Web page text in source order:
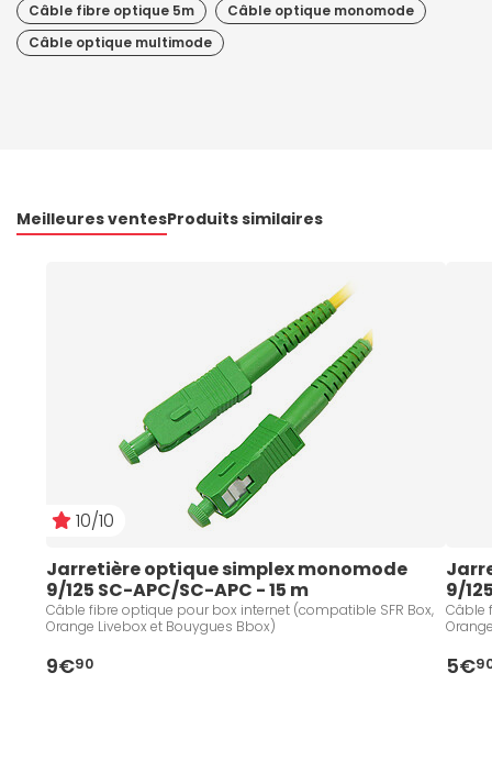
Câble fibre optique 5m
Câble optique monomode
Câble optique multimode
Meilleures ventesProduits similaires
10/10
Jarretière optique simplex monomode
9/125 SC-APC/SC-APC - 15 m
Câble fibre optique pour box internet (compatible SFR Box,
Orange Livebox et Bouygues Bbox)
9€90
9/
Câble
5€